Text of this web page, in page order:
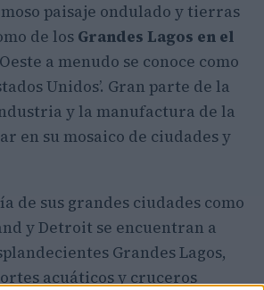
paisaje ondulado y tierras
de los Grandes Lagos en el
a menudo se conoce como
Unidos’. Gran parte de la
y la manufactura de la
en su mosaico de ciudades y
de sus grandes ciudades como
y Detroit se encuentran a
Grandes Lagos,
acuáticos y cruceros